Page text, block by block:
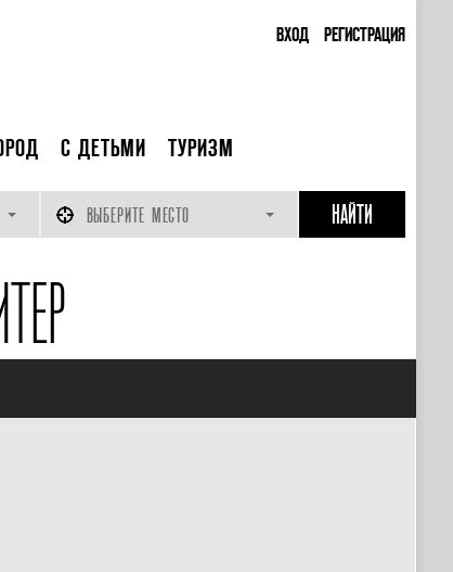
ВХОД РЕГИСТРАЦИЯ
С ДЕТЬМИ ТУРИЗМ
ВЫБЕРИТЕ МЕСТО